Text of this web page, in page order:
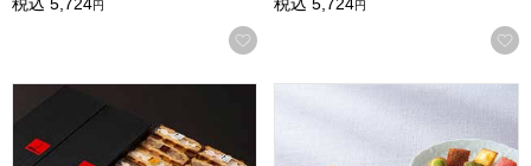
税込 5,724円
お気に入りに登録する
税込 5,724円
R.L(エール・エル) ワッフルケーキ20個セット【おいしいお
アンリ・シャルパンティエ